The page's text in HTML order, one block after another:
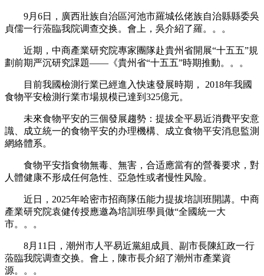
9月6日，廣西壯族自治區河池市羅城仫佬族自治縣縣委吳
貞儒一行蒞臨我院调查交换。會上，吳介紹了羅。。。
近期，中商產業研究院專家團隊赴貴州省開展“十五五”規
劃前期严沉研究課題——《貴州省“十五五”時期推動。。。
目前我國檢測行業已經進入快速發展時期， 2018年我國
食物平安檢測行業市場規模已達到325億元。
未來食物平安的三個發展趨勢：提拔全平易近消費平安意
識、成立統一的食物平安的办理機構、成立食物平安消息監測
網絡體系。
食物平安指食物無毒、無害，合适應當有的營養要求，對
人體健康不形成任何急性、亞急性或者慢性风险。
近日，2025年哈密市招商隊伍能力提拔培訓班開講。中商
產業研究院袁健传授應邀為培訓班學員做“全國統一大
市。。。
8月11日，潮州市人平易近黨組成員、副市長陳紅政一行
蒞臨我院调查交换。會上，陳市長介紹了潮州市產業資
源。。。